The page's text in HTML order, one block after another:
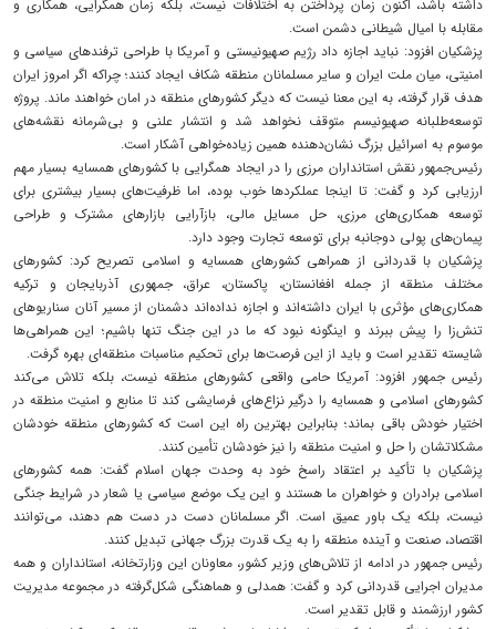
داشته باشد، اکنون زمان پرداختن به اختلافات نیست، بلکه زمان همگرایی، همکاری و
مقابله با امیال شیطانی دشمن است.
پزشکیان افزود: نباید اجازه داد رژیم صهیونیستی و آمریکا با طراحی ترفندهای سیاسی و
امنیتی، میان ملت ایران و سایر مسلمانان منطقه شکاف ایجاد کنند؛ چراکه اگر امروز ایران
هدف قرار گرفته، به این معنا نیست که دیگر کشورهای منطقه در امان خواهند ماند. پروژه
توسعه‌طلبانه صهیونیسم متوقف نخواهد شد و انتشار علنی و بی‌شرمانه نقشه‌های
موسوم به اسرائیل بزرگ نشان‌دهنده همین زیاده‌خواهی آشکار است.
رئیس‌جمهور نقش استانداران مرزی را در ایجاد همگرایی با کشورهای همسایه بسیار مهم
ارزیابی کرد و گفت: تا اینجا عملکردها خوب بوده، اما ظرفیت‌های بسیار بیشتری برای
توسعه همکاری‌های مرزی، حل مسایل مالی، بازآرایی بازارهای مشترک و طراحی
پیمان‌های پولی دوجانبه برای توسعه تجارت وجود دارد.
پزشکیان با قدردانی از همراهی کشورهای همسایه و اسلامی تصریح کرد: کشورهای
مختلف منطقه از جمله افغانستان، پاکستان، عراق، جمهوری آذربایجان و ترکیه
همکاری‌های مؤثری با ایران داشته‌اند و اجازه نداده‌اند دشمنان از مسیر آنان سناریوهای
تنش‌زا را پیش ببرند و اینگونه نبود که ما در این جنگ تنها باشیم؛ این همراهی‌ها
شایسته تقدیر است و باید از این فرصت‌ها برای تحکیم مناسبات منطقه‌ای بهره گرفت.
رئیس جمهور افزود: آمریکا حامی واقعی کشورهای منطقه نیست، بلکه تلاش می‌کند
کشورهای اسلامی و همسایه را درگیر نزاع‌های فرسایشی کند تا منابع و امنیت منطقه در
اختیار خودش باقی بماند؛ بنابراین بهترین راه این است که کشورهای منطقه خودشان
مشکلاتشان را حل و امنیت منطقه را نیز خودشان تأمین کنند.
پزشکیان با تأکید بر اعتقاد راسخ خود به وحدت جهان اسلام گفت: همه کشورهای
اسلامی برادران و خواهران ما هستند و این یک موضع سیاسی یا شعار در شرایط جنگی
نیست، بلکه یک باور عمیق است. اگر مسلمانان دست در دست هم دهند، می‌توانند
اقتصاد، صنعت و آینده منطقه را به یک قدرت بزرگ جهانی تبدیل کنند.
رئیس جمهور در ادامه از تلاش‌های وزیر کشور، معاونان این وزارتخانه، استانداران و همه
مدیران اجرایی قدردانی کرد و گفت: همدلی و هماهنگی شکل‌گرفته در مجموعه مدیریت
کشور ارزشمند و قابل تقدیر است.